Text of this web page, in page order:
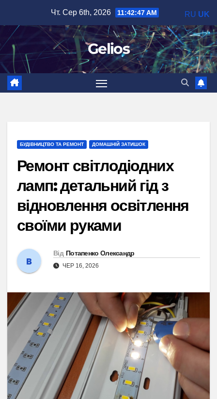
вмісту
Чт. Сер 6th, 2026 11:42:48 AM
Gelios
БУДІВНИЦТВО ТА РЕМОНТ ДОМАШНІЙ ЗАТИШОК
Ремонт світлодіодних
ламп: детальний гід з
відновлення освітлення
своїми руками
Від Потапенко Олександр
ЧЕР 16, 2026
RU UK